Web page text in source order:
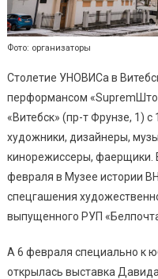
Фото: организаторы
Столетие УНОВИСа в
перформансом
«Витебск» (пр-т Фрунзе, 1)
художники, дизайнеры,
кинорежиссеры, фаерщики.
февраля в Музее истории
спецгашения
выпущенного РУП
А 6 февраля специально к
открылась выставка